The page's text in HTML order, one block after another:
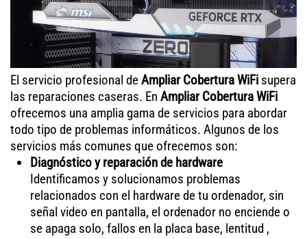
El servicio profesional deAmpliar Cobertura WiFi supera
las reparaciones caseras. En Ampliar Cobertura WiFi
ofrecemos una amplia gama de servicios para abordar
todo tipo de problemas informáticos. Algunos de los
servicios más comunes que ofrecemos son:
Diagnóstico y reparación de hardware
Identificamos y solucionamos problemas
relacionados con el hardware de tu ordenador, sin
señal video en pantalla, el ordenador no enciende o
se apaga solo, fallos en la placa base, lentitud ,